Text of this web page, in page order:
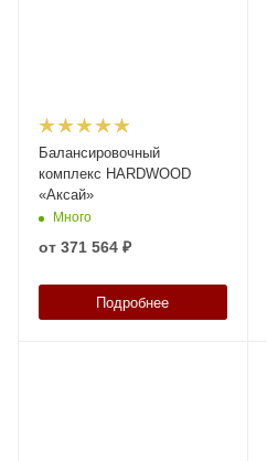
Балансировочный
комплекс HARDWOOD
«Аксай»
Много
от 371 564 ₽
Подробнее